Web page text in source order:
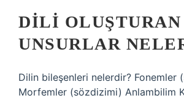
DILI OLUŞTURAN
UNSURLAR
Dilin bileşenleri nelerdir? Fonemler
Morfemler (sözdizimi) Anlambilim